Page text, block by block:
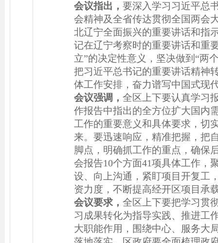
会议指出，要深入学习习近平总
会精神及全省传达贯彻全国两会
北辽宁全面振兴的重要讲话和指
记在辽宁考察时的重要讲话和重
立”的决定性意义，坚决做到“两
把习近平总书记的重要讲话精神
体工作安排，奋力谱写中国式现
会议强调，全区上下要认真学习
作报告中指出的全方位扩大国内
工作的重要意义和具体要求，切
来。要迅速响应，精准把握，把
脚点，明确抓工作的重点，确保
会报告10个方面41项具体工作，
设、向上沟通，紧盯项目开复工
资力度，不断提高经开区项目承
会议要求，全区上下要把学习贯
习成果转化为指导实践、推进工
大职能作用，围绕中心、服务大